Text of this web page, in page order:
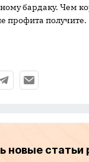
бардаку. Чем
профита получите.
новые статьи